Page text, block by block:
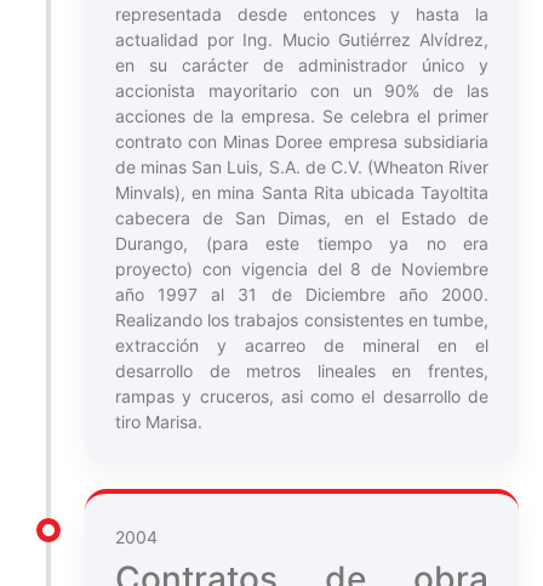
representada desde entonces y hasta la
actualidad por Ing. Mucio Gutiérrez Alvídrez,
en su carácter de administrador único y
accionista mayoritario con un 90% de las
acciones de la empresa. Se celebra el primer
contrato con Minas Doree empresa subsidiaria
de minas San Luis, S.A. de C.V. (Wheaton River
Minvals), en mina Santa Rita ubicada Tayoltita
cabecera de San Dimas, en el Estado de
Durango, (para este tiempo ya no era
proyecto) con vigencia del 8 de Noviembre
año 1997 al 31 de Diciembre año 2000.
Realizando los trabajos consistentes en tumbe,
extracción y acarreo de mineral en el
desarrollo de metros lineales en frentes,
rampas y cruceros, asi como el desarrollo de
tiro Marisa.
2004